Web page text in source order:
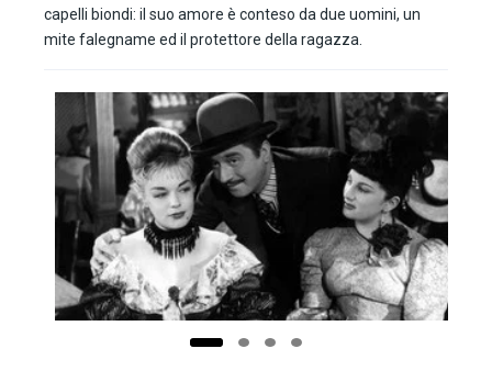
capelli biondi: il suo amore è conteso da due uomini, un
mite falegname ed il protettore della ragazza.